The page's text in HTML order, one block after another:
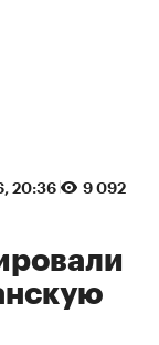
20:36 9 092